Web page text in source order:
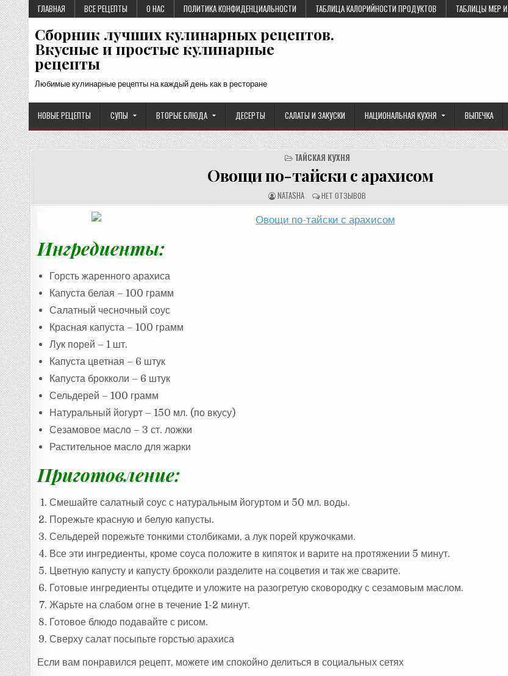
Перейти
к
содержимому
ГЛАВНАЯ ВСЕ РЕЦЕПТЫ О НАС ПОЛИТИКА КОНФИДЕНЦИАЛЬНОСТИ ТАБЛИЦА КАЛОРИЙНОСТИ ПРОДУКТОВ ТАБЛИЦЫ МЕР
Сборник лучших кулинарных рецептов.
Вкусные и простые кулинарные
рецепты
Любимые кулинарные рецепты на каждый день как в ресторане
НОВЫЕ РЕЦЕПТЫ СУПЫ ВТОРЫЕ БЛЮДА ДЕСЕРТЫ САЛАТЫ И ЗАКУСКИ НАЦИОНАЛЬНАЯ КУХНЯ ВЫПЕЧКА
ТАЙСКАЯ КУХНЯ
Овощи по-тайски с арахисом
А
В
Т
О
Р
NATASHA О
Т
З
Ы
В
НЕТ ОТЗЫВОВ
Ингредиенты:
Горсть жаренного арахиса
Капуста белая – 100 грамм
Салатный чесночный соус
Красная капуста – 100 грамм
Лук порей – 1 шт.
Капуста цветная – 6 штук
Капуста брокколи – 6 штук
Сельдерей – 100 грамм
Натуральный йогурт – 150 мл. (по вкусу)
Сезамовое масло – 3 ст. ложки
Растительное масло для жарки
Приготовление:
Смешайте салатный соус с натуральным йогуртом и 50 мл. воды.
Порежьте красную и белую капусты.
Сельдерей порежьте тонкими столбиками, а лук порей кружочками.
Все эти ингредиенты, кроме соуса положите в кипяток и варите на протяжении 5 минут.
Цветную капусту и капусту брокколи разделите на соцветия и так же сварите.
Готовые ингредиенты отцедите и уложите на разогретую сковородку с сезамовым маслом.
Жарьте на слабом огне в течение 1-2 минут.
Готовое блюдо подавайте с рисом.
Сверху салат посыпьте горстью арахиса
Если вам понравился рецепт, можете им спокойно делиться в социальных сетях